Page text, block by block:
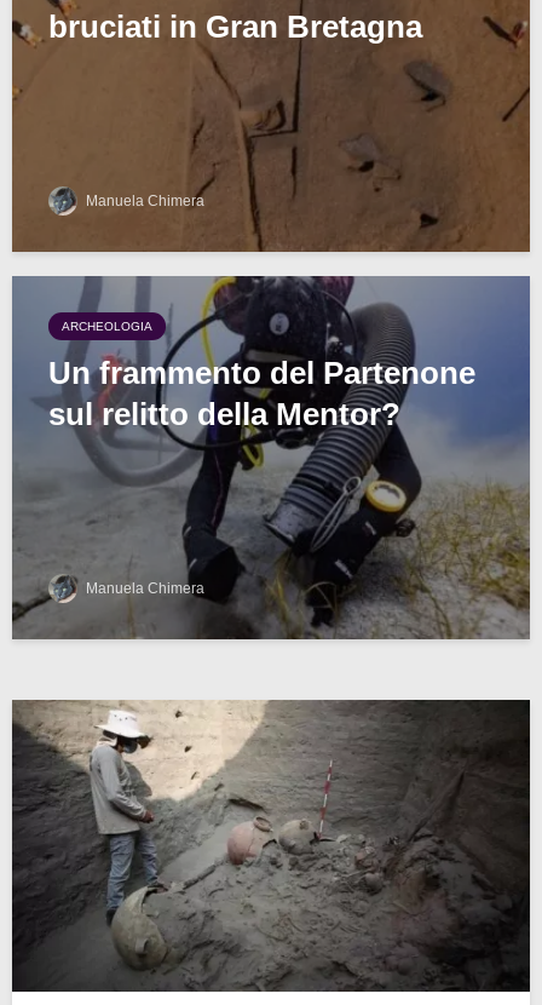
bruciati in Gran Bretagna
Manuela Chimera
ARCHEOLOGIA
Un frammento del Partenone
sul relitto della Mentor?
Manuela Chimera